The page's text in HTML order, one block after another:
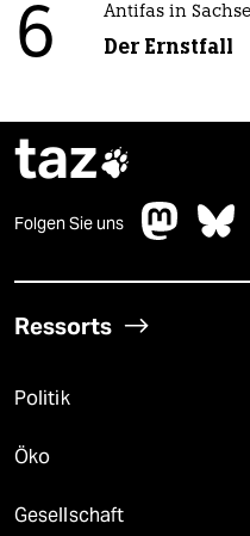
6 Antifas in
Der Ernstfall
taz
Folgen Sie uns
Ressorts
Politik
Öko
Gesellschaft